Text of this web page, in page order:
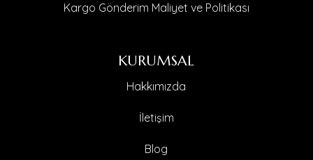
Kargo Gönderim Maliyet ve Politikası
KURUMSAL
Hakkımızda
İletişim
Blog